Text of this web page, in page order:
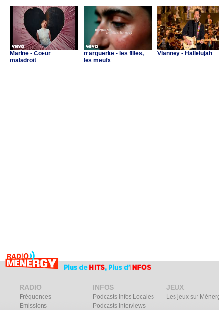
Marine - Coeur
maladroit
marguerite - les filles,
les meufs
Vianney - Hallelujah
RADIO
Fréquences
Emissions
INFOS
Podcasts Infos Locales
Podcasts Interviews
JEUX
Les jeux sur